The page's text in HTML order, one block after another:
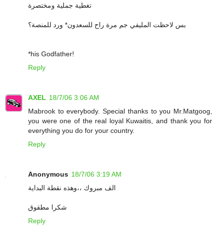
تغطية جملية ومختصرة
بس لاحظت المليفي جم مرة راح للسعدون* ورد للمنصة؟
*his Godfather!
Reply
AXEL 18/7/06 3:06 AM
Mabrook to everybody. Special thanks to you Mr.Matgoog,
you were one of the real loyal Kuwaitis, and thank you for
everything you do for your country.
Reply
Anonymous 18/7/06 3:19 AM
الف مبروك ،،وهذه نقطة البداية
شكرا مطقوق
Reply